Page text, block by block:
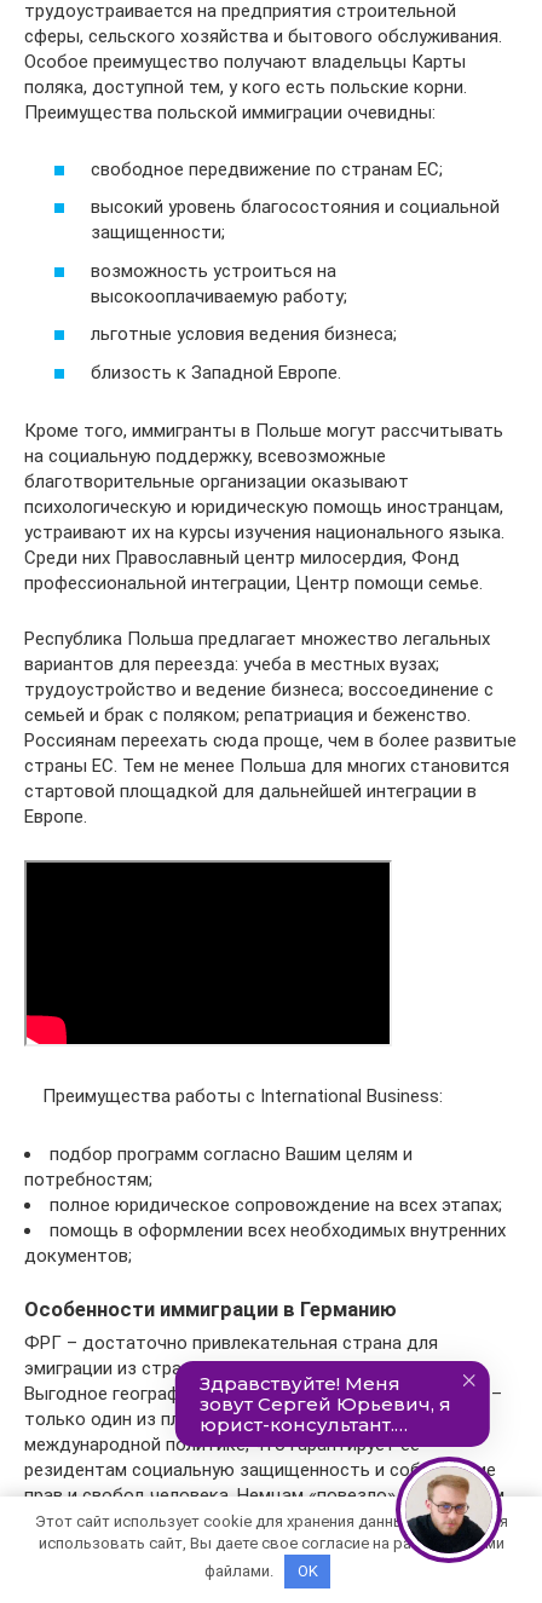
трудоустраивается на предприятия строительной
сферы, сельского хозяйства и бытового обслуживания.
Особое преимущество получают владельцы Карты
поляка, доступной тем, у кого есть польские корни.
Преимущества польской иммиграции очевидны:
свободное передвижение по странам ЕС;
высокий уровень благосостояния и социальной
защищенности;
возможность устроиться на
высокооплачиваемую работу;
льготные условия ведения бизнеса;
близость к Западной Европе.
Кроме того, иммигранты в Польше могут рассчитывать
на социальную поддержку, всевозможные
благотворительные организации оказывают
психологическую и юридическую помощь иностранцам,
устраивают их на курсы изучения национального языка.
Среди них Православный центр милосердия, Фонд
профессиональной интеграции, Центр помощи семье.
Республика Польша предлагает множество легальных
вариантов для переезда: учеба в местных вузах;
трудоустройство и ведение бизнеса; воссоединение с
семьей и брак с поляком; репатриация и беженство.
Россиянам переехать сюда проще, чем в более развитые
страны ЕС. Тем не менее Польша для многих становится
стартовой площадкой для дальнейшей интеграции в
Европе.
Преимущества работы с International Business:
подбор программ согласно Вашим целям и
потребностям;
полное юридическое сопровождение на всех этапах;
помощь в оформлении всех необходимых внутренних
документов;
Особенности иммиграции в Германию
ФРГ – достаточно привлекательная страна для
эмиграции из стран постсоветского пространства.
Выгодное географическое положение – центр Европы –
только один из плюсов. Страна имеет большой вес в
международной политике, что гарантирует ее
резидентам социальную защищенность и соблюдение
прав и свобод человека. Немцам «повезло» и с высоким
уровнем жизни, и с развитой инфраструктурой, и с
качественной медициной, в государстве отсутствует
коррупция. Широкий ассортимент экологически чистых
Этот сайт использует cookie для хранения данных. Продолжая
использовать сайт, Вы даете свое согласие на работу с этими
файлами.
OK